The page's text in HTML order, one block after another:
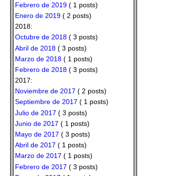
Febrero de 2019( 1 posts)
Enero de 2019( 2 posts)
2018:
Octubre de 2018( 3 posts)
Abril de 2018( 3 posts)
Marzo de 2018( 1 posts)
Febrero de 2018( 3 posts)
2017:
Noviembre de 2017 ( 2 posts)
Septiembre de 2017 ( 1 posts)
Julio de 2017 ( 3 posts)
Junio de 2017 ( 1 posts)
Mayo de 2017 ( 3 posts)
Abril de 2017 ( 1 posts)
Marzo de 2017 ( 1 posts)
Febrero de 2017 ( 3 posts)